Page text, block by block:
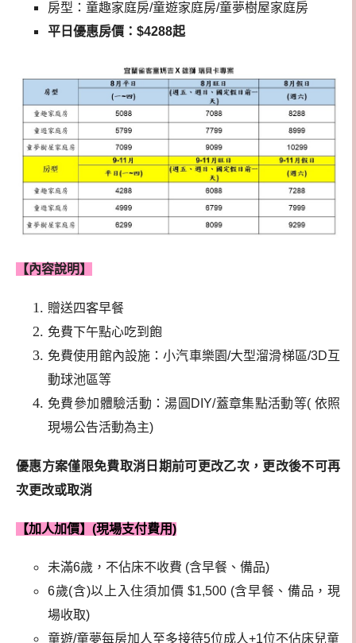
房型：童趣家庭房/童遊家庭房/童夢樹屋家庭房
平日優惠房價：$4288起
【內容說明】
贈送四客早餐
免費下午點心吃到飽
免費使用館內設施：小汽車樂園/大型溜滑梯區/3D互
動球池區等
免費參加體驗活動：湯圓DIY/蓋章集點活動等( 依照
現場公告活動為主)
優惠方案僅限免費取消日期前可更改乙次，更改後不可再
次更改或取消
【加人加價】 (現場支付費用)
未滿6歲，不佔床不收費 (含早餐、備品)
6歲(含)以上入住須加價 $1,500 (含早餐、備品，現
場收取)
童遊/童夢每房加人至多接待5位成人+1位不佔床兒童